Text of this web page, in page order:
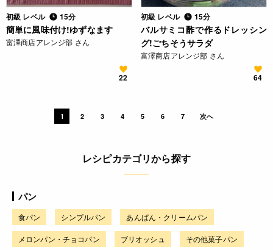
初級 レベル 15分
簡単に風味付け!ゆずなます
富澤商店アレンジ部 さん
22
初級 レベル 15分
バルサミコ酢で作るドレッシン
グ!ごちそうサラダ
富澤商店アレンジ部 さん
64
1 2 3 4 5 6 7 次へ
レシピカテゴリから探す
パン
食パン シンプルパン あんぱん・クリームパン
メロンパン・チョコパン ブリオッシュ その他菓子パン